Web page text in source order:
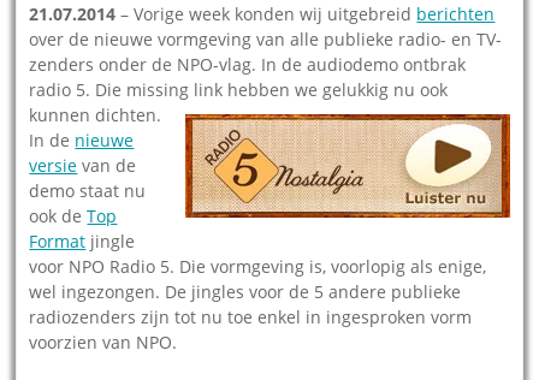
21.07.2014 – Vorige week konden wij uitgebreid berichten
over de nieuwe vormgeving van alle publieke radio- en TV-
zenders onder de NPO-vlag. In de audiodemo ontbrak
radio 5. Die missing link hebben we gelukkig nu ook
kunnen dichten.
In de nieuwe
versie van de
demo staat nu
ook deTop
Format jingle
voor NPO Radio 5. Die vormgeving is, voorlopig als enige,
wel ingezongen. De jingles voor de 5 andere publieke
radiozenders zijn tot nu toe enkel in ingesproken vorm
voorzien van NPO.